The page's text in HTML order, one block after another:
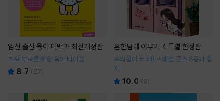
임신 출산 육아 대백과 최신개정판
초보 부모를 위한 육아 바이블
8.7 ( 27)
흔한남매 이무기 4 특별 한정판
오싹함이 두 배! 스페셜 굿즈 6종과 함
께
10.0 ( 2)